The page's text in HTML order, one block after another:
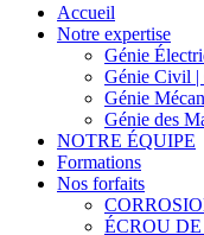
Accueil
Notre expertise
Génie
Génie Civil |
Génie
Génie des
NOTRE ÉQUIPE
Formations
Nos forfaits
ÉCROU